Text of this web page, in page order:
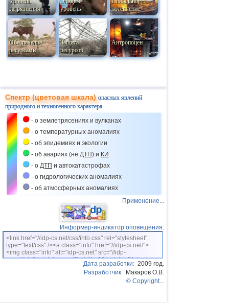
загрязнения
уровень
потепление
Обеспечение
ресурсами
Защита
ресурсов
Антропоцен
Спектр (цветовая шкала)опасных явлений
природного и техногенного характера
- о землетрясениях и вулканах
- о температурных аномалиях
- об эпидемиях и экологии
- об авариях (не ДТП) и КИ
- о ДТП и автокатастрофах
- о гидрологических аномалиях
- об атмосферных аномалиях
Применение...
Информер-индикатор оповещения:
<link href="//idp-cs.net/css/info.css" rel="stylesheet"
type="text/css" /><a class="info" href="//idp-cs.net/">
<img class="info" alt="idp-cs.net" src="//idp-
cs.net/pix/idpinfok_sm.gif" width=88 height=31 /></a>
Дата разработки: 2009 год.
Разработчик: Макаров О.В.
© Copyright...